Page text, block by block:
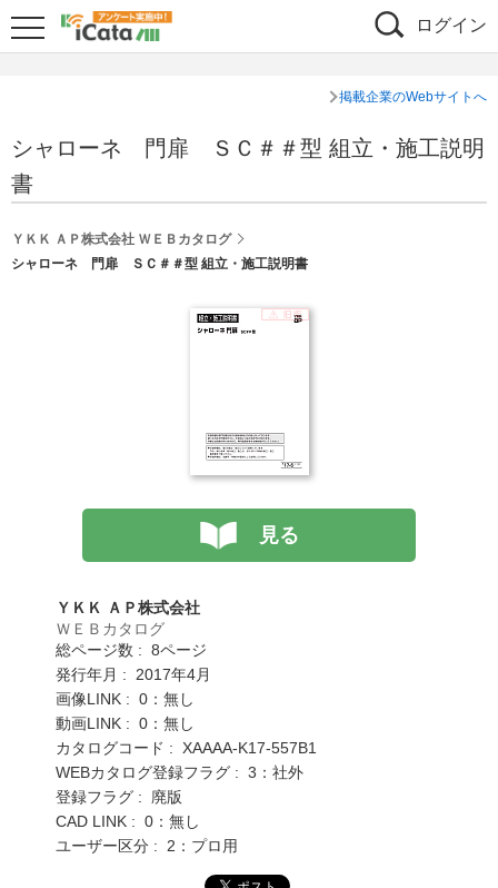
ログイン
掲載企業のWebサイトへ
シャローネ 門扉 ＳＣ＃＃型 組立・施工説明
書
ＹＫＫ ＡＰ株式会社 ＷＥＢカタログ
シャローネ 門扉 ＳＣ＃＃型 組立・施工説明書
見る
ＹＫＫ ＡＰ株式会社
ＷＥＢカタログ
総ページ数 : 8ページ
発行年月 : 2017年4月
画像LINK : 0：無し
動画LINK : 0：無し
カタログコード : XAAAA-K17-557B1
WEBカタログ登録フラグ : 3：社外
登録フラグ : 廃版
CAD LINK : 0：無し
ユーザー区分 : 2：プロ用